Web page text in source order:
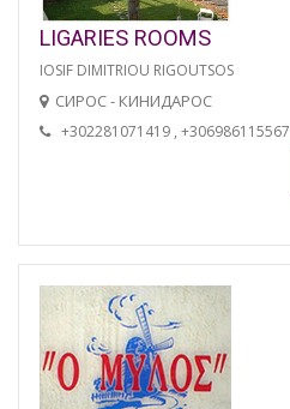
LIGARIES ROOMS
IOSIF DIMITRIOU RIGOUTSOS
СИРОС - КИНИДАРОС
+302281071419 , +306986115567